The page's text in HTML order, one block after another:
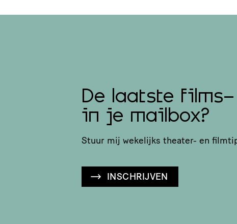
De laatste
in je mailbox?
Stuur mij wekelijks theater- en
INSCHRIJVEN